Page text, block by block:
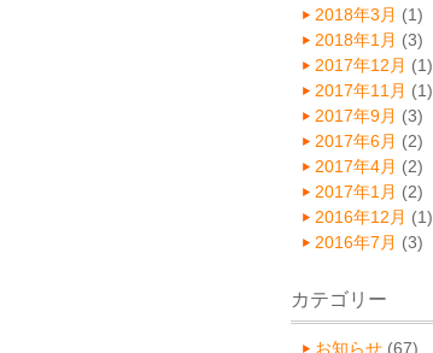
2018年3月 (1)
2018年1月 (3)
2017年12月 (1)
2017年11月 (1)
2017年9月 (3)
2017年6月 (2)
2017年4月 (2)
2017年1月 (2)
2016年12月 (1)
2016年7月 (3)
カテゴリー
お知らせ (67)